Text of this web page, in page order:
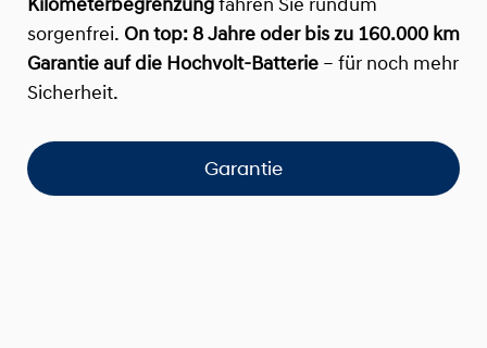
Kilometerbegrenzung fahren Sie rundum
sorgenfrei. On top: 8 Jahre oder bis zu 160.000 km
Garantie auf die Hochvolt-Batterie – für noch mehr
Sicherheit.
Garantie